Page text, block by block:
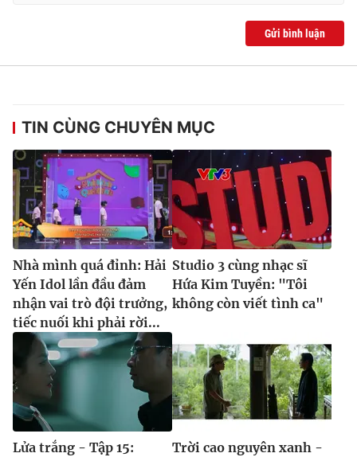
Gửi bình luận
TIN CÙNG CHUYÊN MỤC
Nhà mình quá đỉnh: Hải
Yến Idol lần đầu đảm
nhận vai trò đội trưởng,
tiếc nuối khi phải rời...
Studio 3 cùng nhạc sĩ
Hứa Kim Tuyền: "Tôi
không còn viết tình ca"
Lửa trắng - Tập 15:
Trời cao nguyên xanh -